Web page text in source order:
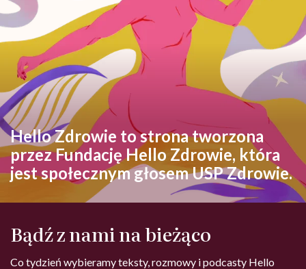
Hello Zdrowie to strona tworzona
przez Fundację Hello Zdrowie, która
jest społecznym głosem USP Zdrowie.
Bądź z nami na bieżąco
Co tydzień wybieramy teksty, rozmowy i podcasty Hello